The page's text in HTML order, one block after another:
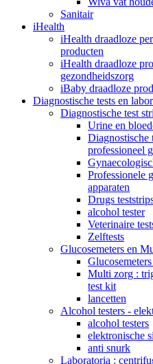
Sanitair
iHealth
iHealth draadloze
producten
iHealth draadloze
gezondheidszorg
iBaby draadloze
Diagnostische tests en
Diagnostische test
Urine en
Diagnostische
professioneel
Professionele
apparaten
Drugs
alcohol tester
Veterinaire
Zelftests
Glucosemeters en
Multi zorg :
test kit
lancetten
Alcohol testers -
alcohol testers
elektronische
anti snurk
Laboratoria :